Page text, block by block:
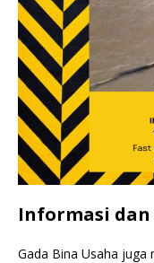
Informasi dan
Gada Bina Usaha juga